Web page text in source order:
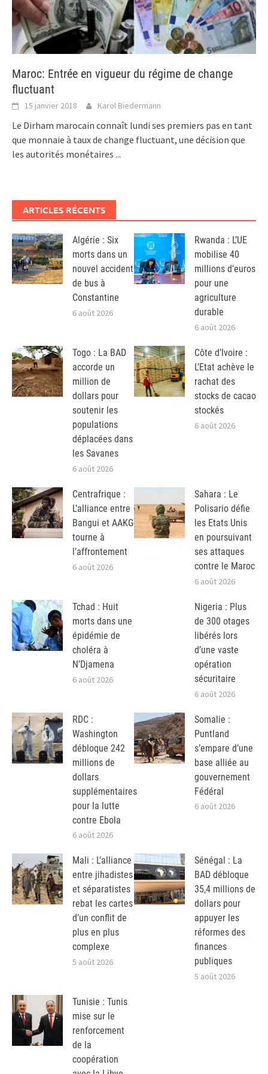
Maroc: Entrée en vigueur du régime de change
fluctuant
15 janvier 2018 Karol Biedermann
Le Dirham marocain connaît lundi ses premiers pas en tant
que monnaie à taux de change fluctuant, une décision que
les autorités monétaires ...
ARTICLES RÉCENTS
Algérie : Six
morts dans un
nouvel accident
de bus à
Constantine
6 août 2026
Rwanda : L’UE
mobilise 40
millions d’euros
pour une
agriculture
durable
6 août 2026
Togo : La BAD
accorde un
million de
dollars pour
soutenir les
populations
déplacées dans
les Savanes
6 août 2026
Côte d’Ivoire :
L’Etat achève le
rachat des
stocks de cacao
stockés
6 août 2026
Centrafrique :
L’alliance entre
Bangui et AAKG
tourne à
l’affrontement
6 août 2026
Sahara : Le
Polisario défie
les Etats Unis
en poursuivant
ses attaques
contre le Maroc
6 août 2026
Tchad : Huit
morts dans une
épidémie de
choléra à
N’Djamena
6 août 2026
Nigeria : Plus
de 300 otages
libérés lors
d’une vaste
opération
sécuritaire
6 août 2026
RDC :
Washington
débloque 242
millions de
dollars
supplémentaires
pour la lutte
contre Ebola
6 août 2026
Somalie :
Puntland
s’empare d’une
base alliée au
gouvernement
Fédéral
6 août 2026
Mali : L’alliance
entre jihadistes
et séparatistes
rebat les cartes
d’un conflit de
plus en plus
complexe
5 août 2026
Sénégal : La
BAD débloque
35,4 millions de
dollars pour
appuyer les
réformes des
finances
publiques
5 août 2026
Tunisie : Tunis
mise sur le
renforcement
de la
coopération